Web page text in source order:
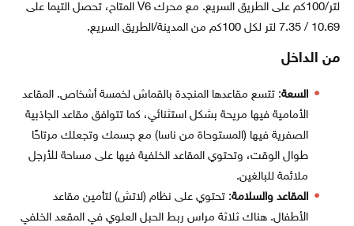
لتر/100كم على الطريق السريع. مع محرك V6 المتاح، تحصل التيما على
10.69 / 7.35 لتر لكل 100كم من المدينة/الطريق السريع.
من الداخل
السعة: تتسع مقاعدها المنجدة بالقماش لخمسة أشخاص. المقاعد
الأمامية فيها مريحة بشكل استثنائي، كما تتوافق مقاعد الجاذبية
الصفرية فيها (المستوحاة من ناسا) مع جسمك وتجعلك مرتاحًا
طوال الوقت، وتحتوي المقاعد الخلفية فيها على مساحة للأرجل
ملائمة للبالغين.
المقاعد والسلامة: تحتوي على نظام (لاتش) لتأمين مقاعد
الأطفال. هناك ثلاثة مراس ربط الحبل العلوي في المقعد الخلفي